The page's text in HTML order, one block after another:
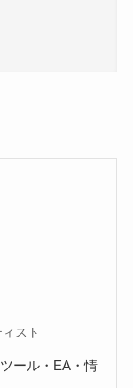
スト
ール・EA・情